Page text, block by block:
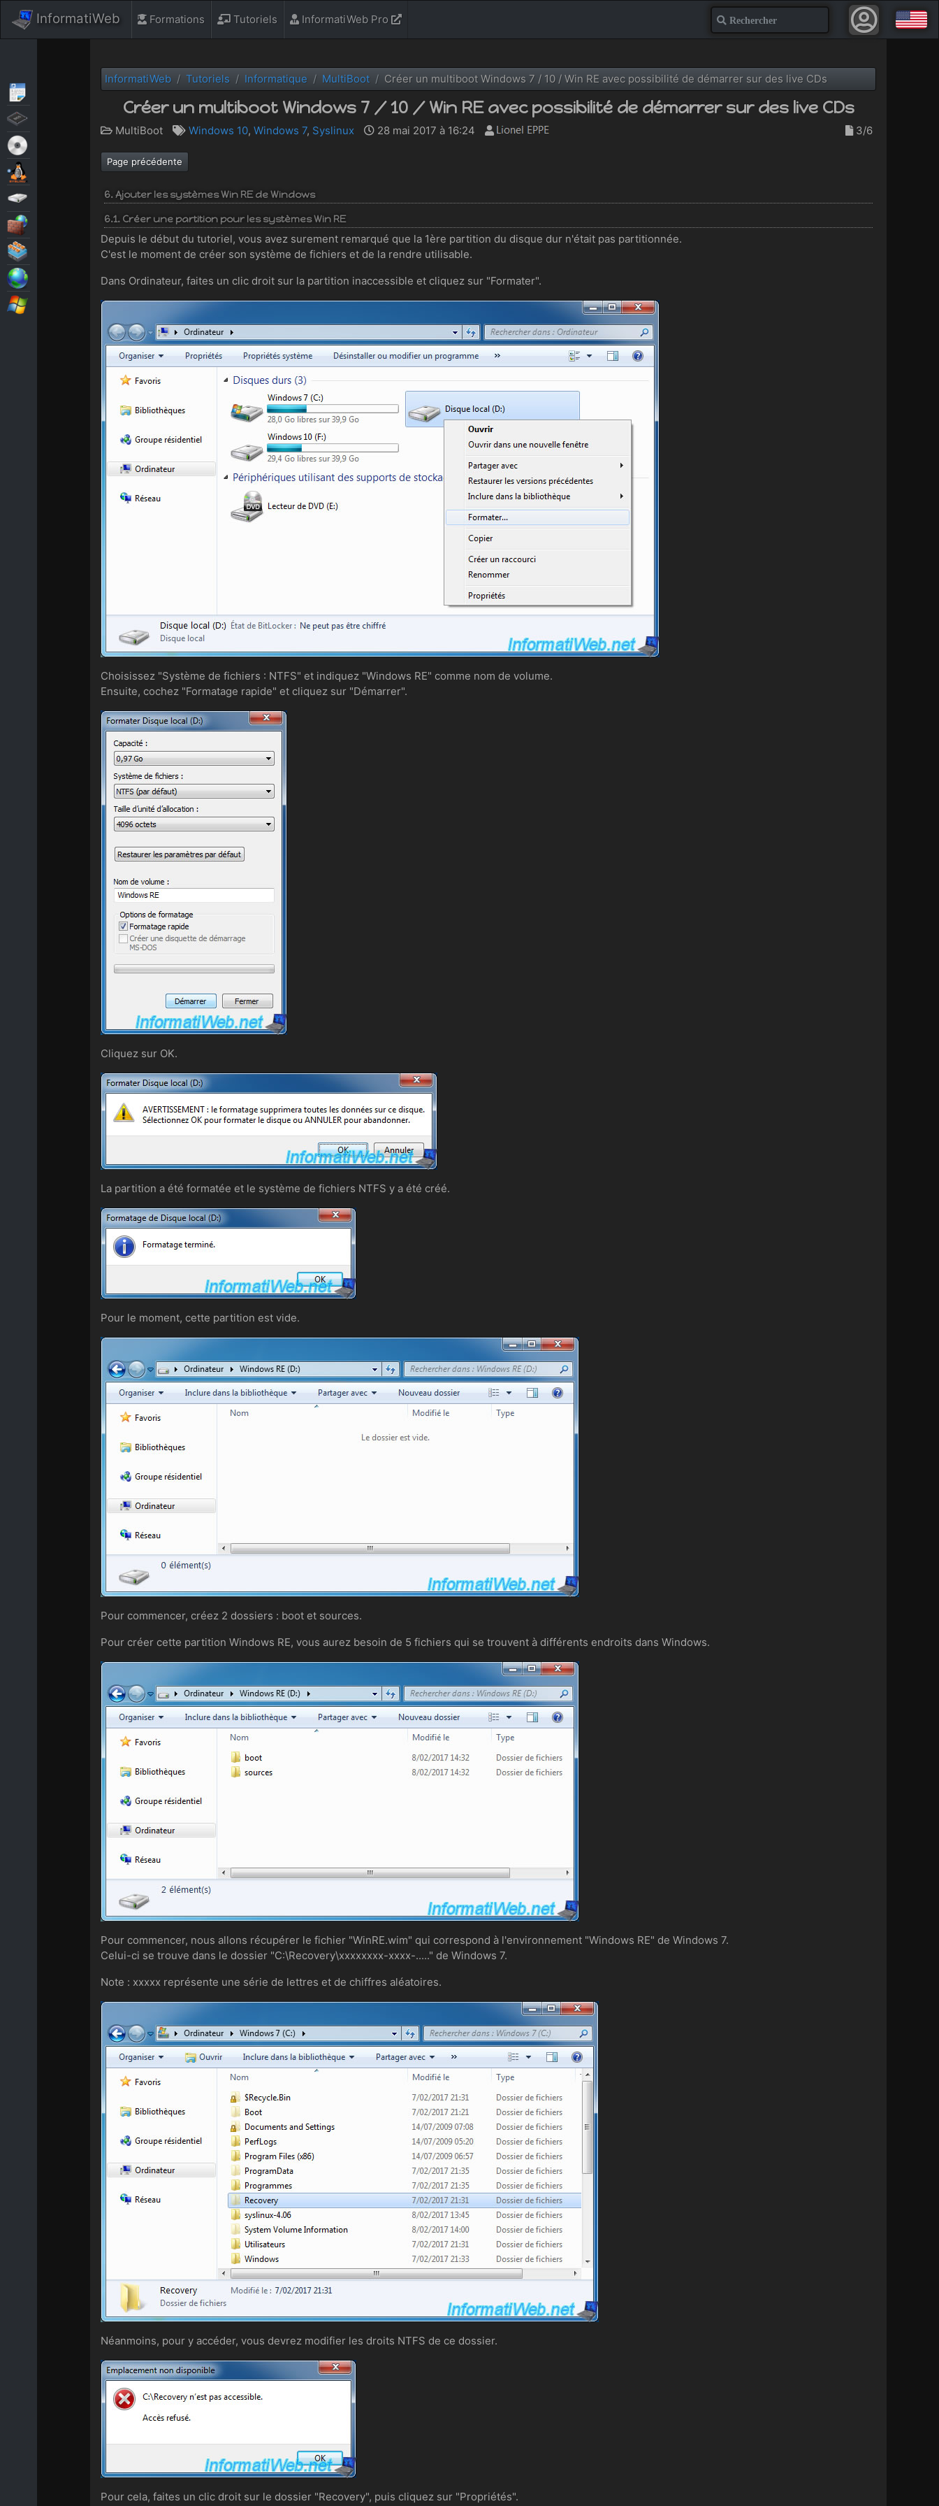
InformatiWeb Formations Tutoriels InformatiWeb Pro Recherche
Sauvegardes
Virtualisation
InformatiWeb Tutoriels Informatique MultiBoot Créer un multiboot Windows 7 / 10 / Win RE avec possibilité de démarrer sur des live CDs
Créer un multiboot Windows 7 / 10 / Win RE avec possibilité de démarrer sur des live CDs
MultiBoot Windows 10, Windows 7, Syslinux 28 mai 2017 à 16:24 3/6
Page précédente
6. Ajouter les systèmes Win RE de Windows
6.1. Créer une partition pour les systèmes Win RE
Depuis le début du tutoriel, vous avez surement remarqué que la 1ère partition du disque dur n'était pas partitionnée.
C'est le moment de créer son système de fichiers et de la rendre utilisable.
Dans Ordinateur, faites un clic droit sur la partition inaccessible et cliquez sur "Formater".
Choisissez "Système de fichiers : NTFS" et indiquez "Windows RE" comme nom de volume.
Ensuite, cochez "Formatage rapide" et cliquez sur "Démarrer".
Cliquez sur OK.
La partition a été formatée et le système de fichiers NTFS y a été créé.
Pour le moment, cette partition est vide.
Pour commencer, créez 2 dossiers : boot et sources.
Pour créer cette partition Windows RE, vous aurez besoin de 5 fichiers qui se trouvent à différents endroits dans Windows.
Pour commencer, nous allons récupérer le fichier "WinRE.wim" qui correspond à l'environnement "Windows RE" de Windows 7.
Celui-ci se trouve dans le dossier "C:\Recovery\xxxxxxxx-xxxx-....." de Windows 7.
Note : xxxxx représente une série de lettres et de chiffres aléatoires.
Néanmoins, pour y accéder, vous devrez modifier les droits NTFS de ce dossier.
Pour cela, faites un clic droit sur le dossier "Recovery", puis cliquez sur "Propriétés".